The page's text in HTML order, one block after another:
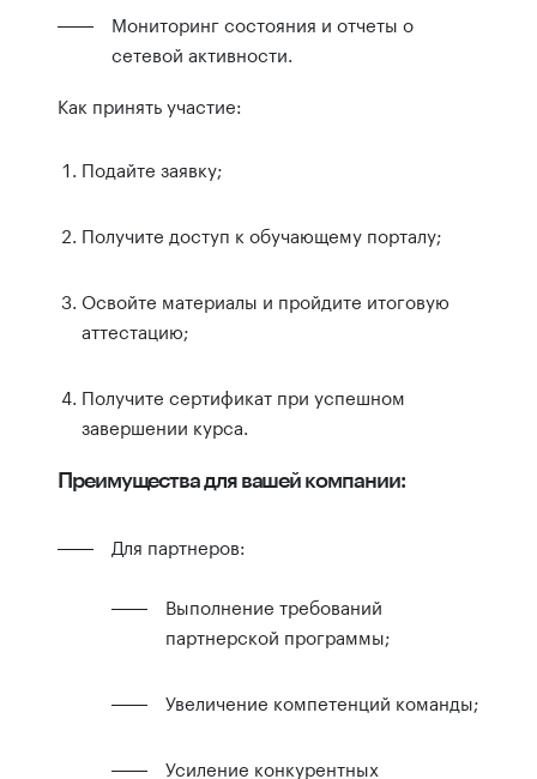
Мониторинг состояния и отчеты о
сетевой активности.
Как принять участие:
Подайте заявку;
Получите доступ к обучающему порталу;
Освойте материалы и пройдите итоговую
аттестацию;
Получите сертификат при успешном
завершении курса.
Преимущества для вашей компании:
Для партнеров:
Выполнение требований
партнерской программы;
Увеличение компетенций команды;
Усиление конкурентных